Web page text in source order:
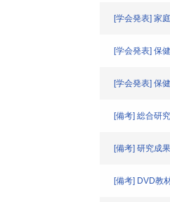
[学会発表] 家
[学会発表] 保
[学会発表] 保
[備考] 総合研
[備考] 研究成
[備考] DVD教